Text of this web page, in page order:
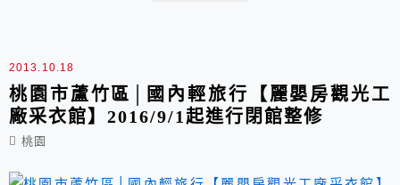
2013.10.18
桃園市蘆竹區│國內輕旅行【麗嬰房觀光工
廠采衣館】2016/9/1起進行閉館整修
桃園